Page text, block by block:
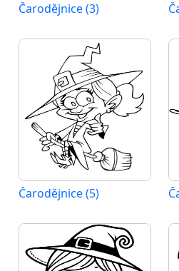
Čarodějnice (3)
Čarodějnice (5)